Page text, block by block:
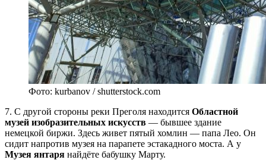
Фото: kurbanov / shutterstock.com
7. С другой стороны реки Преголя находится Областной
музей изобразительных искусств — бывшее здание
немецкой биржи. Здесь живет пятый хомлин — папа Лео. Он
сидит напротив музея на парапете эстакадного моста. А у
Музея янтаря найдёте бабушку Марту.